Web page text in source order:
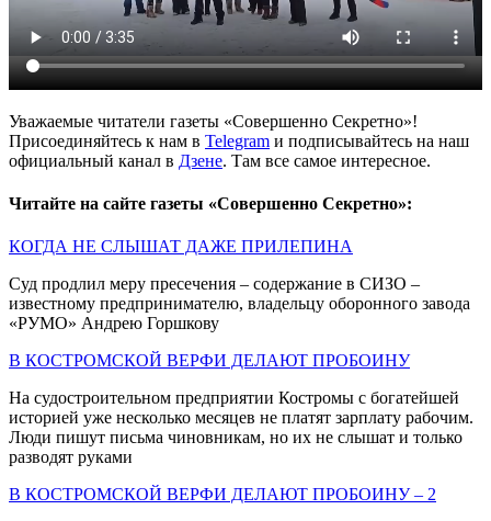
Уважаемые читатели газеты «Совершенно Секретно»!
Присоединяйтесь к нам в Telegram и подписывайтесь на наш
официальный канал в Дзене. Там все самое интересное.
Читайте на сайте газеты «Совершенно Секретно»:
КОГДА НЕ СЛЫШАТ ДАЖЕ ПРИЛЕПИНА
Суд продлил меру пресечения – содержание в СИЗО –
известному предпринимателю, владельцу оборонного завода
«РУМО» Андрею Горшкову
В КОСТРОМСКОЙ ВЕРФИ ДЕЛАЮТ ПРОБОИНУ
На судостроительном предприятии Костромы с богатейшей
историей уже несколько месяцев не платят зарплату рабочим.
Люди пишут письма чиновникам, но их не слышат и только
разводят руками
В КОСТРОМСКОЙ ВЕРФИ ДЕЛАЮТ ПРОБОИНУ – 2